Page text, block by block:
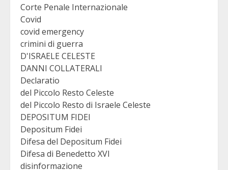
Corte Penale Internazionale
Covid
covid emergency
crimini di guerra
D'ISRAELE CELESTE
DANNI COLLATERALI
Declaratio
del Piccolo Resto Celeste
del Piccolo Resto di Israele Celeste
DEPOSITUM FIDEI
Depositum Fidei
Difesa del Depositum Fidei
Difesa di Benedetto XVI
disinformazione